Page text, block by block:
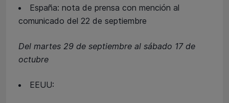
España: nota de prensa con mención al
comunicado del 22 de septiembre
Del martes 29 de septiembre al sábado 17 de
octubre
EEUU: